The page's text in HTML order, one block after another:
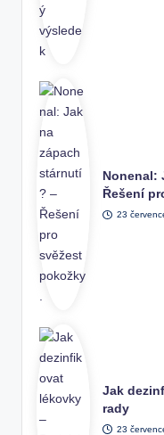
Nonenal:
Řešení
23
Jak
rady
23